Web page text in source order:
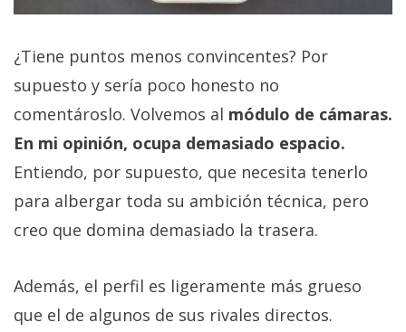
¿Tiene puntos menos convincentes? Por
supuesto y sería poco honesto no
comentároslo. Volvemos al módulo de cámaras.
En mi opinión, ocupa demasiado espacio.
Entiendo, por supuesto, que necesita tenerlo
para albergar toda su ambición técnica, pero
creo que domina demasiado la trasera.
Además, el perfil es ligeramente más grueso
que el de algunos de sus rivales directos.